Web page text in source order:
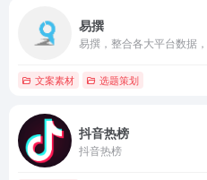
易撰
文案素材 选题策划
抖音热榜
抖音热榜